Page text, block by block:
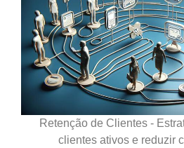
Retenção de Clientes -
clientes ativos e reduzir